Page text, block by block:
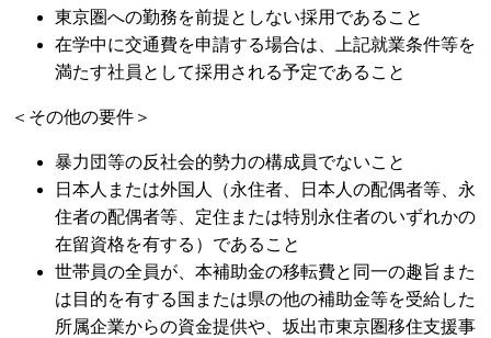
東京圏への勤務を前提としない採用であること
在学中に交通費を申請する場合は、上記就業条件等を
満たす社員として採用される予定であること
＜その他の要件＞
暴力団等の反社会的勢力の構成員でないこと
日本人または外国人（永住者、日本人の配偶者等、永
住者の配偶者等、定住または特別永住者のいずれかの
在留資格を有する）であること
世帯員の全員が、本補助金の移転費と同一の趣旨また
は目的を有する国または県の他の補助金等を受給した
所属企業からの資金提供や、坂出市東京圏移住支援事